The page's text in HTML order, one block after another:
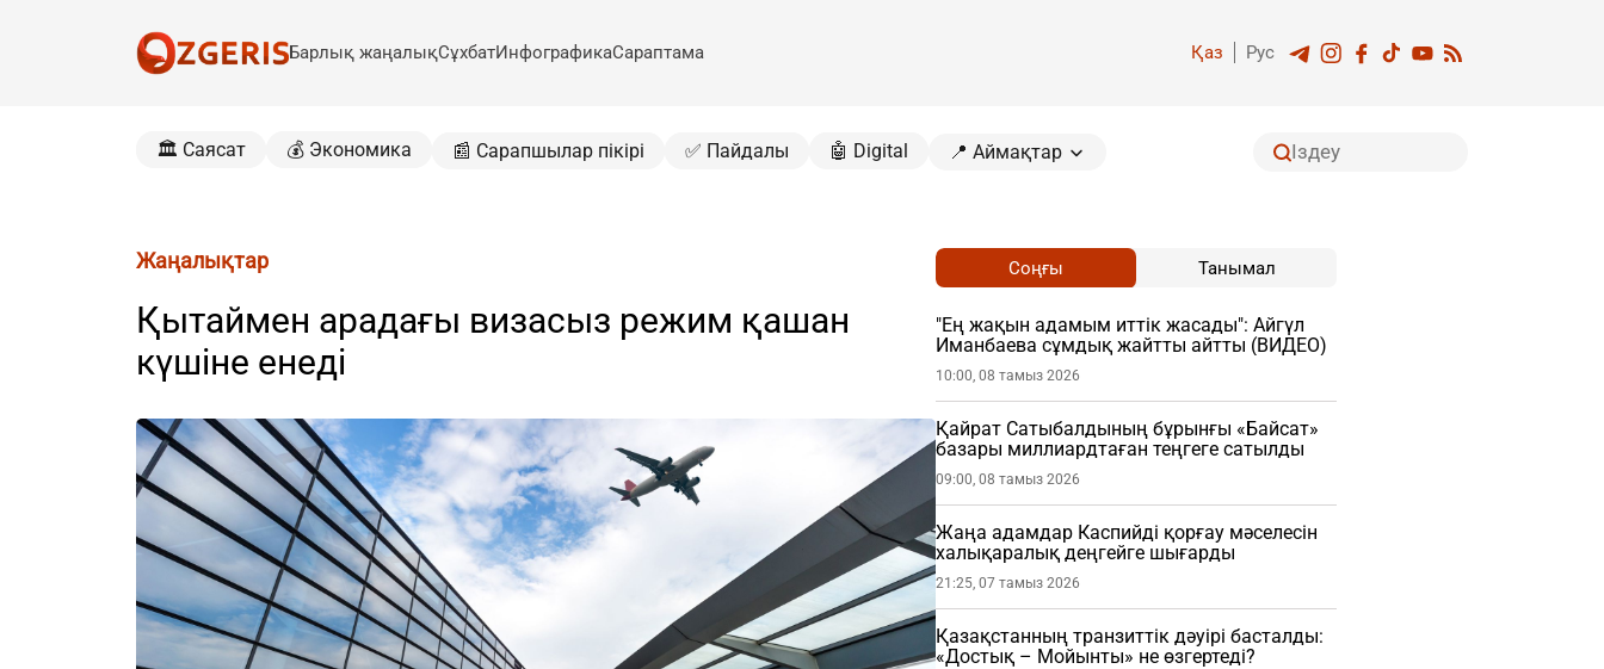
Барлық жаңалықСұхбатИнфографикаСараптама Қаз Рус
🏛️ Саясат 💰 Экономика 📰 Сарапшылар пікірі ✅ Пайдалы 🤖 Digital 📍 Аймақтар
Жаңалықтар
Қытаймен арадағы визасыз режим қашан
күшіне енеді
Соңғы Танымал
"Ең жақын адамым иттік жасады": Айгүл
Иманбаева сұмдық жайтты айтты (ВИДЕО)
10:00, 08 тамыз 2026
Қайрат Сатыбалдының бұрынғы «Байсат»
базары миллиардтаған теңгеге сатылды
09:00, 08 тамыз 2026
Жаңа адамдар Каспийді қорғау мәселесін
халықаралық деңгейге шығарды
21:25, 07 тамыз 2026
Қазақстанның транзиттік дәуірі басталды:
«Достық – Мойынты» не өзгертеді?